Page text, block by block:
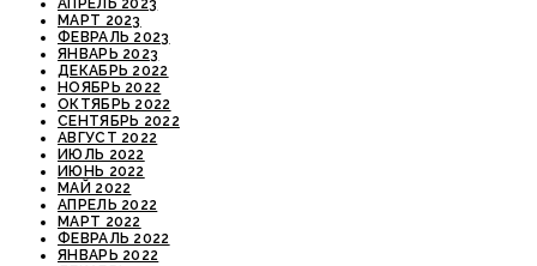
АПРЕЛЬ 2023
МАРТ 2023
ФЕВРАЛЬ 2023
ЯНВАРЬ 2023
ДЕКАБРЬ 2022
НОЯБРЬ 2022
ОКТЯБРЬ 2022
СЕНТЯБРЬ 2022
АВГУСТ 2022
ИЮЛЬ 2022
ИЮНЬ 2022
МАЙ 2022
АПРЕЛЬ 2022
МАРТ 2022
ФЕВРАЛЬ 2022
ЯНВАРЬ 2022